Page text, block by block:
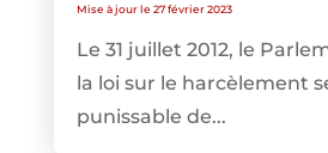
Mise à jour le 27 février 2023
Le 31 juillet 2012, le
la loi sur le harcèlement
punissable de...